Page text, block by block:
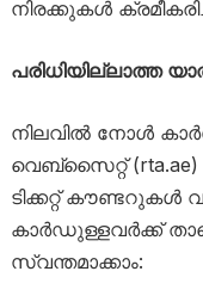
നിരക്കുകൾ
പരിധിയില്ലാത്ത
നിലവിൽ നോൾ
വെബ്‌സൈറ്റ് (rta.ae)
ടിക്കറ്റ് കൗണ്ടറുകൾ
കാർഡുള്ളവർക്ക്
സ്വന്തമാക്കാം: